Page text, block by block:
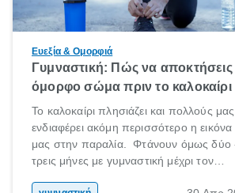
Ευεξία & Ομορφιά
Γυμναστική: Πώς να αποκτήσεις
όμορφο σώμα πριν το καλοκαίρι
Το καλοκαίρι πλησιάζει και πολλούς μας
ενδιαφέρει ακόμη περισσότερο η εικόνα
μας στην παραλία. Φτάνουν όμως δύο
τρεις μήνες με γυμναστική μέχρι τον